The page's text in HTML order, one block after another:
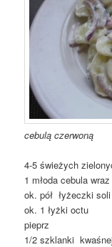
cebulą czerwoną
4-5 świeżych
1 młoda cebula
ok. pół łyżeczki soli
ok. 1 łyżki octu
pieprz
1/2 szklanki